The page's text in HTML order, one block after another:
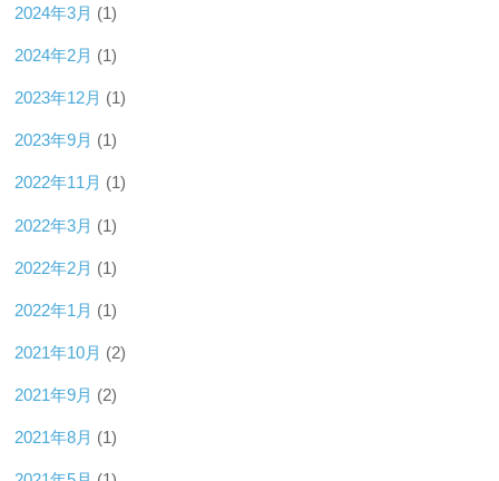
2024年3月 (1)
2024年2月 (1)
2023年12月 (1)
2023年9月 (1)
2022年11月 (1)
2022年3月 (1)
2022年2月 (1)
2022年1月 (1)
2021年10月 (2)
2021年9月 (2)
2021年8月 (1)